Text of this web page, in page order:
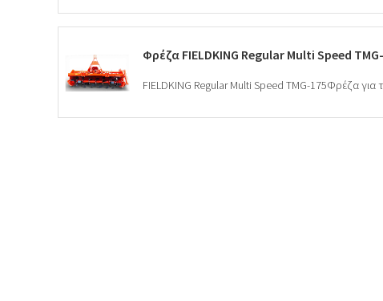
Φρέζα FIELDKING Regular Multi Speed